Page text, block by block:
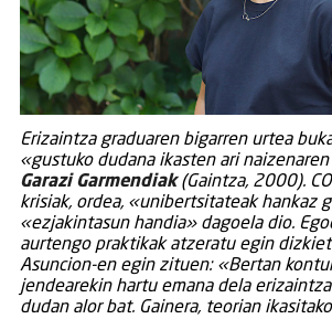
Erizaintza graduaren bigarren urtea
«gustuko dudana ikasten ari
Garazi Garmendiak(Gaintza, 2000).
krisiak, ordea, «unibertsitateak hankaz
«ezjakintasun handia» dagoela dio.
aurtengo praktikak atzeratu egin
Asuncion-en egin zituen: «Bertan
jendearekin hartu emana dela
dudan alor bat. Gainera, teorian